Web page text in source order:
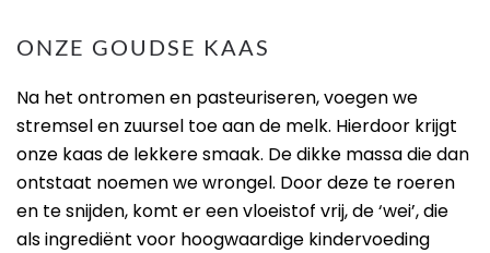
ONZE GOUDSE KAAS
Na het ontromen en pasteuriseren, voegen we
stremsel en zuursel toe aan de melk. Hierdoor krijgt
onze kaas de lekkere smaak. De dikke massa die dan
ontstaat noemen we wrongel. Door deze te roeren
en te snijden, komt er een vloeistof vrij, de ‘wei’, die
als ingrediënt voor hoogwaardige kindervoeding